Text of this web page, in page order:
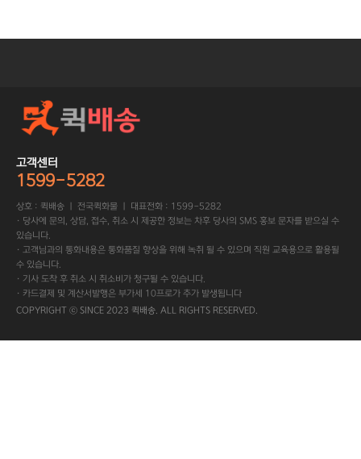
고객센터
1599-5282
상호 : 퀵배송 ㅣ 전국퀵화물 ㅣ 대표전화 : 1599-5282
· 당사에 문의, 상담, 접수, 취소 시 제공한 정보는 차후 당사의 SMS 홍보 문자를 받으실 수
있습니다.
· 고객님과의 통화내용은 통화품질 향상을 위해 녹취 될 수 있으며 직원 교육용으로 활용될
수 있습니다.
· 기사 도착 후 취소 시 취소비가 청구될 수 있습니다.
· 카드결제 및 계산서발행은 부가세 10프로가 추가 발생됩니다
COPYRIGHT ⓒ SINCE 2023 퀵배송. ALL RIGHTS RESERVED.